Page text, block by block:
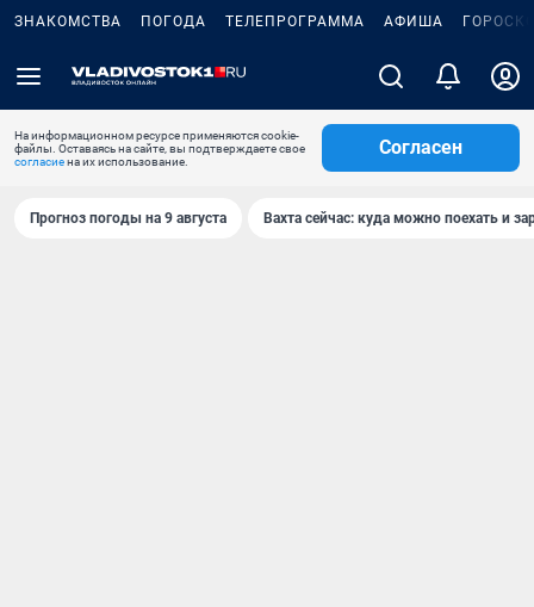
ЗНАКОМСТВА ПОГОДА ТЕЛЕПРОГРАММА АФИША
На информационном ресурсе применяются cookie-
файлы. Оставаясь на сайте, вы подтверждаете свое
согласиена их использование.
Согласен
Прогноз погоды на 9 августа Вахта сейчас: куда можно поехать и